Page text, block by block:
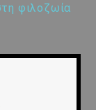
φιλοζωία